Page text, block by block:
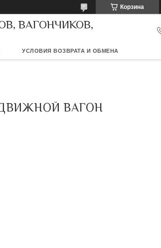
Корзина
ВАГОНЧИКОВ,
УСЛОВИЯ ВОЗВРАТА И ОБМЕНА
ВАГОН